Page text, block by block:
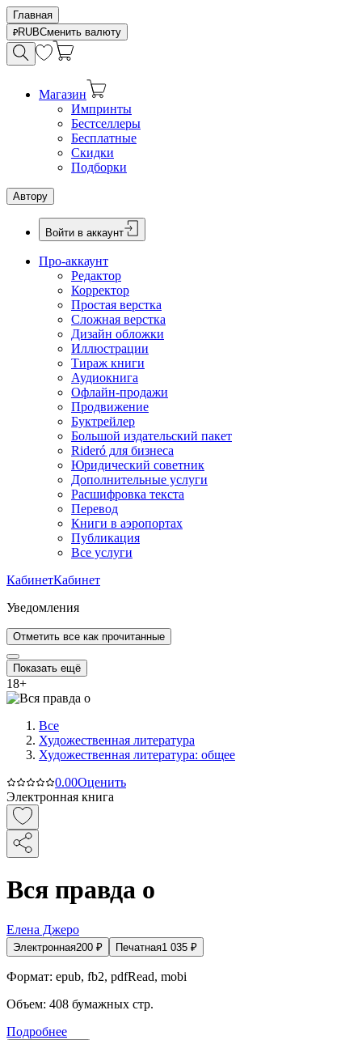
Главная
RUBСменить валюту
Магазин
Импринты
Бестселлеры
Бесплатные
Скидки
Подборки
Автору
Войти в аккаунт
Про-аккаунт
Редактор
Корректор
Простая верстка
Сложная верстка
Дизайн обложки
Иллюстрации
Тираж книги
Аудиокнига
Офлайн-продажи
Продвижение
Буктрейлер
Большой издательский пакет
Rideró для бизнеса
Юридический советник
Дополнительные услуги
Расшифровка текста
Перевод
Книги в аэропортах
Публикация
Все услуги
КабинетКабинет
Уведомления
Отметить все как прочитанные
Показать ещё
18+
Все
Художественная литература
Художественная литература: общее
0.00Оценить
Электронная книга
Вся правда о
Елена Джеро
Электронная200 ₽ Печатная1 035 ₽
Формат: epub, fb2, pdfRead, mobi
Объем: 408 бумажных стр.
Подробнее